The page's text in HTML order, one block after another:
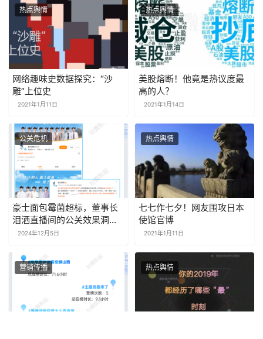
热点舆情
网络趣味史数据探究：“沙
雕”上位史
2021年1月11日
热点舆情
美股熔断！他竟是热议度最
高的人？
2021年1月14日
公关危机
豪士面包霉菌超标，董事长
泪洒直播间的公关效果洞察 |
探舆论场
2024年12月5日
热点舆情
七七作七夕！网友围攻日本
使馆官博
2021年1月11日
营销传播 热点舆情